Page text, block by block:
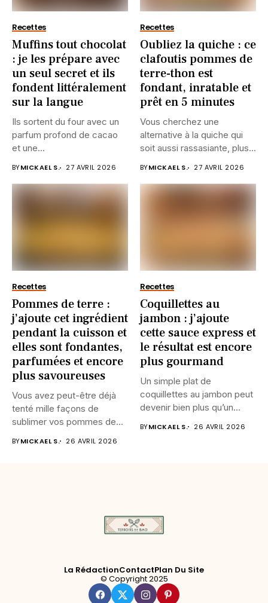
Recettes
Muffins tout chocolat
: je les prépare avec
un seul secret et ils
fondent littéralement
sur la langue
Ils sortent du four avec un
parfum profond de cacao
et une...
BYMICKAEL S. 27 AVRIL 2026
Recettes
Oubliez la quiche : ce
clafoutis pommes de
terre-thon est
fondant, inratable et
prêt en 5 minutes
Vous cherchez une
alternative à la quiche qui
soit aussi rassasiante, plus...
BYMICKAEL S. 27 AVRIL 2026
Recettes
Pommes de terre :
j’ajoute cet ingrédient
pendant la cuisson et
elles sont fondantes,
parfumées et encore
plus savoureuses
Vous avez peut-être déjà
tenté mille façons de
sublimer vos pommes de...
BYMICKAEL S. 26 AVRIL 2026
Recettes
Coquillettes au
jambon : j’ajoute
cette sauce express et
le résultat est encore
plus gourmand
Un simple plat de
coquillettes au jambon peut
devenir bien plus qu’un...
BYMICKAEL S. 26 AVRIL 2026
La RédactionContactPlan Du Site
© Copyright 2025